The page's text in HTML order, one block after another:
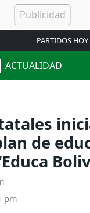
PARTIDOS HOY
ACTUALIDAD
de
pm